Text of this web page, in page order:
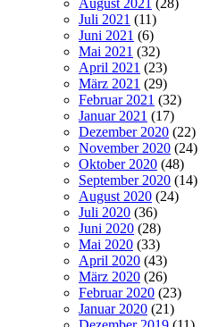
August 2021
(28)
Juli 2021 (11)
Juni 2021 (6)
Mai 2021 (32)
April 2021 (23)
März 2021 (29)
Februar 2021 (32)
Januar 2021 (17)
Dezember 2020 (22)
November 2020 (24)
Oktober 2020 (48)
September 2020 (14)
August 2020 (24)
Juli 2020 (36)
Juni 2020 (28)
Mai 2020 (33)
April 2020 (43)
März 2020 (26)
Februar 2020 (23)
Januar 2020 (21)